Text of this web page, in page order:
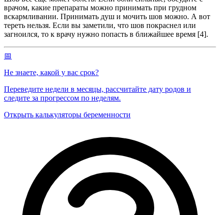
врачом, какие препараты можно принимать при грудном
вскармливании. Принимать душ и мочить шов можно. А вот
тереть нельзя. Если вы заметили, что шов покраснел или
загноился, то к врачу нужно попасть в ближайшее время [4].
📅
Не знаете, какой у вас срок?
Переведите недели в месяцы, рассчитайте дату родов и
следите за прогрессом по неделям.
Открыть калькуляторы беременности